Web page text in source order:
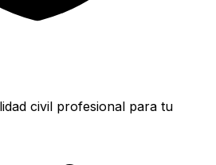
civil profesional para tu